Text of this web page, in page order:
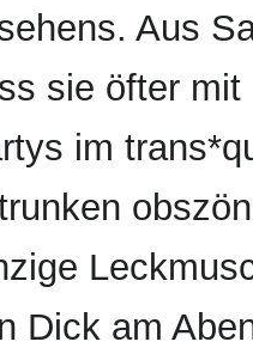
Aus
sie öfter
im
Dick am